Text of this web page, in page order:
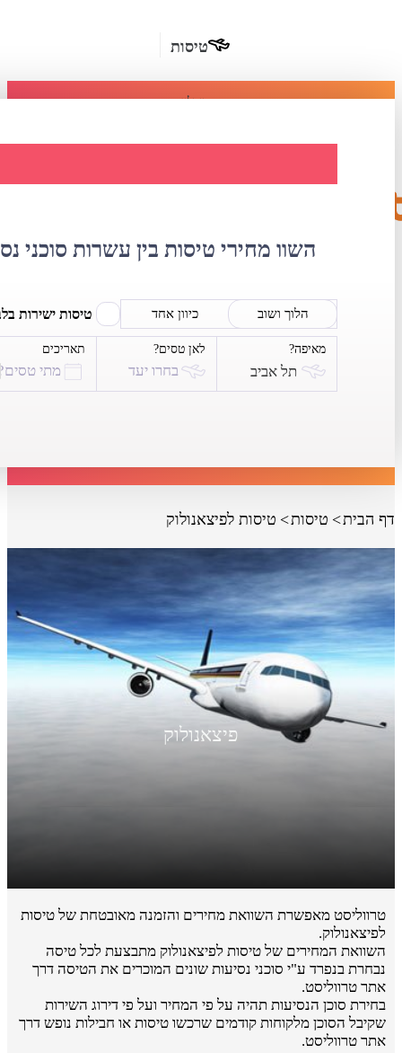
טיסות
מומלץ
בחו"ל
השכרת
רכב
השוו מחירי טיסות בין עשרות סוכני
הלוך ושוב כיוון אחד טיסות ישירות
מאיפה?
תל אביב
לאן טסים?
בחרו יעד
תאריכים
מתי
דף הבית טיסות טיסות לפיצאנולוק
פיצאנולוק
טרווליסט מאפשרת השוואת מחירים והזמנה מאובטחת של טיסות
לפיצאנולוק.
השוואת המחירים של טיסות לפיצאנולוק מתבצעת לכל טיסה
נבחרת בנפרד ע"י סוכני נסיעות שונים המוכרים את הטיסה דרך
אתר טרווליסט.
בחירת סוכן הנסיעות תהיה על פי המחיר ועל פי דירוג השירות
שקיבל הסוכן מלקוחות קודמים שרכשו טיסות או חבילות נופש דרך
אתר טרווליסט.